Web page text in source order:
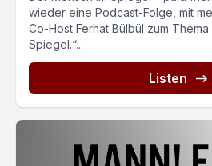
wieder eine Podcast-Folge, mit
Co-Host Ferhat Bülbül zum Thema
Spiegel.“...
Listen